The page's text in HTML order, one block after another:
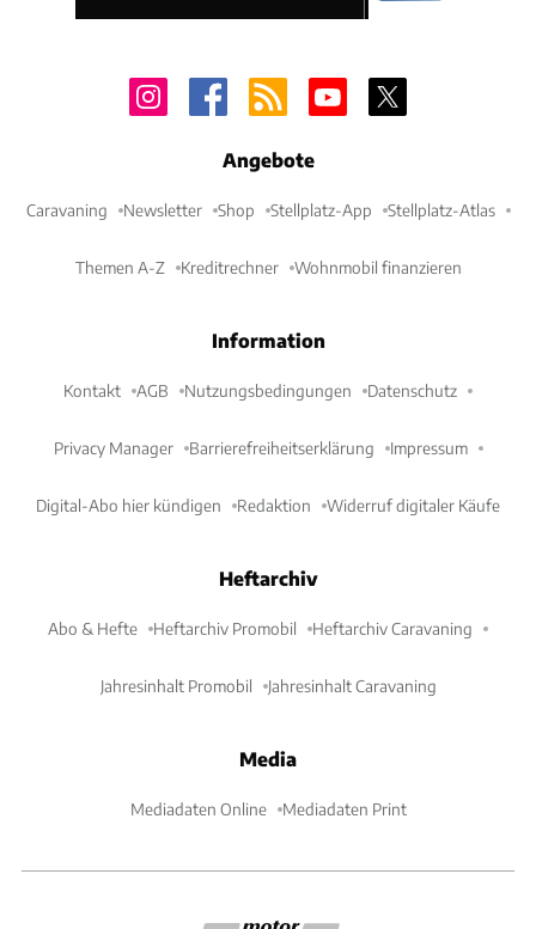
Angebote
Caravaning Newsletter Shop Stellplatz-App Stellplatz-Atlas
Themen A-Z Kreditrechner Wohnmobil finanzieren
Information
Kontakt AGB Nutzungsbedingungen Datenschutz
Privacy Manager Barrierefreiheitserklärung Impressum
Digital-Abo hier kündigen Redaktion Widerruf digitaler Käufe
Heftarchiv
Abo & Hefte Heftarchiv Promobil Heftarchiv Caravaning
Jahresinhalt Promobil Jahresinhalt Caravaning
Media
Mediadaten Online Mediadaten Print